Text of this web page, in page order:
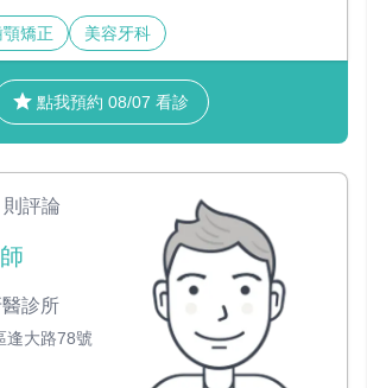
顎矯正 美容牙科
點我預約 08/07 看診
則評論
診所
逢大路78號